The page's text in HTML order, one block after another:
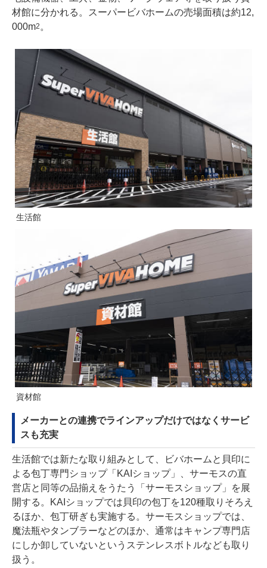
材館に分かれる。スーパービバホームの売場面積は約12,
000m2。
生活館
資材館
メーカーとの連携でラインアップだけではなくサービ
スも充実
生活館では新たな取り組みとして、ビバホームと⾙印に
よる包丁専⾨ショップ「KAIショップ」、サーモスの直
営店と同等の品揃えをうたう「サーモスショップ」を展
開する。KAIショップでは貝印の包丁を120種取りそろえ
るほか、包丁研ぎも実施する。サーモスショップでは、
魔法瓶やタンブラーなどのほか、通常はキャンプ専門店
にしか卸していないというステンレスボトルなども取り
扱う。